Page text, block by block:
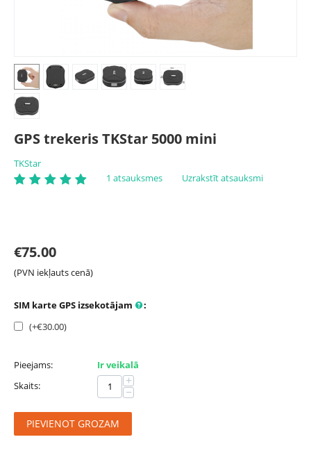
GPS trekeris TKStar 5000 mini
TKStar
1 atsauksmes
Uzrakstīt atsauksmi
€75.00
(PVN iekļauts cenā)
SIM karte GPS izsekotājam
:
(+€30.00)
Pieejams:
Ir veikalā
Skaits:
+
−
PIEVIENOT GROZAM